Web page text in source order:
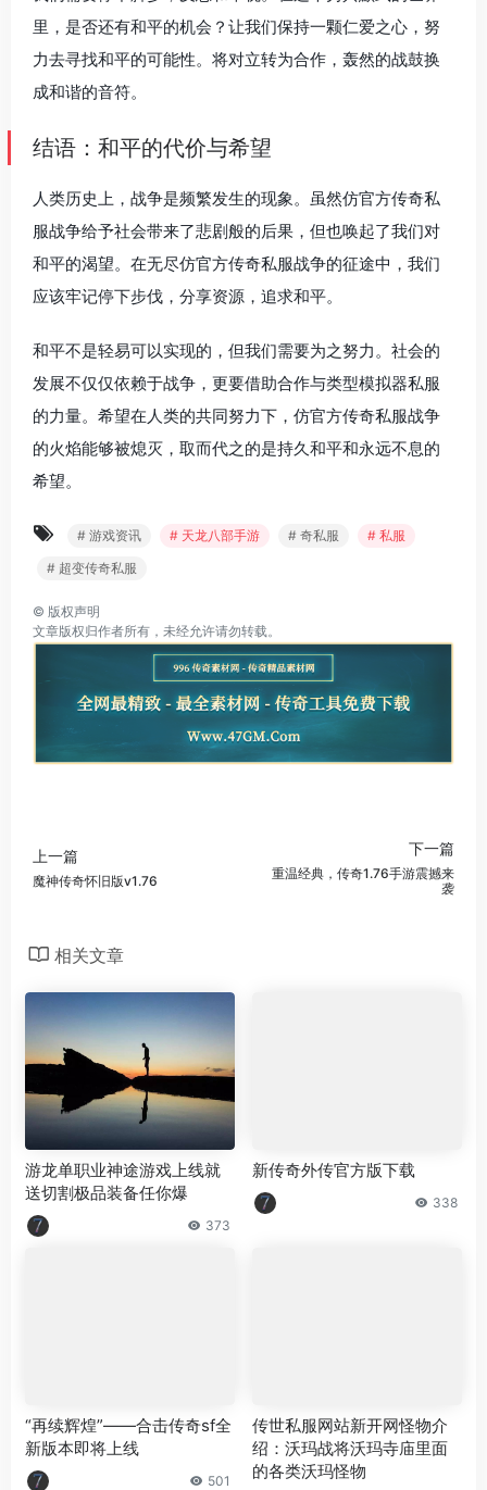
里，是否还有和平的机会？让我们保持一颗仁爱之心，努
力去寻找和平的可能性。将对立转为合作，轰然的战鼓换
成和谐的音符。
结语：和平的代价与希望
人类历史上，战争是频繁发生的现象。虽然仿官方传奇私
服战争给予社会带来了悲剧般的后果，但也唤起了我们对
和平的渴望。在无尽仿官方传奇私服战争的征途中，我们
应该牢记停下步伐，分享资源，追求和平。
和平不是轻易可以实现的，但我们需要为之努力。社会的
发展不仅仅依赖于战争，更要借助合作与类型模拟器私服
的力量。希望在人类的共同努力下，仿官方传奇私服战争
的火焰能够被熄灭，取而代之的是持久和平和永远不息的
希望。
# 游戏资讯 # 天龙八部手游 # 奇私服
# 私服
# 超变传奇私服
© 版权声明
文章版权归作者所有，未经允许请勿转载。
上一篇
魔神传奇怀旧版v1.76
下一篇
重温经典，传奇1.76手游震撼来
袭
相关文章
游龙单职业神途游戏上线就
送切割极品装备任你爆
373
新传奇外传官方版下载
338
“再续辉煌”——合击传奇sf全
新版本即将上线
501
传世私服网站新开网怪物介
绍：沃玛战将沃玛寺庙里面
的各类沃玛怪物